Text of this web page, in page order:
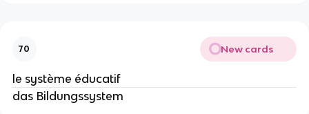
70 New cards
le système éducatif
das Bildungssystem